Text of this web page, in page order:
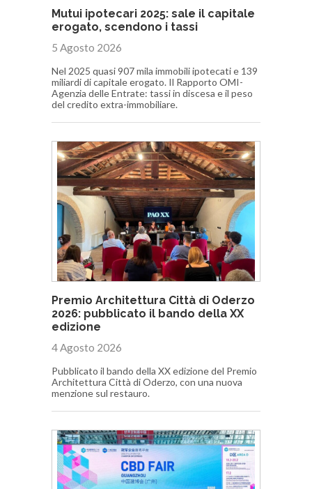
Mutui ipotecari 2025: sale il capitale
erogato, scendono i tassi
5 Agosto 2026
Nel 2025 quasi 907 mila immobili ipotecati e 139
miliardi di capitale erogato. Il Rapporto OMI-
Agenzia delle Entrate: tassi in discesa e il peso
del credito extra-immobiliare.
Premio Architettura Città di Oderzo
2026: pubblicato il bando della XX
edizione
4 Agosto 2026
Pubblicato il bando della XX edizione del Premio
Architettura Città di Oderzo, con una nuova
menzione sul restauro.